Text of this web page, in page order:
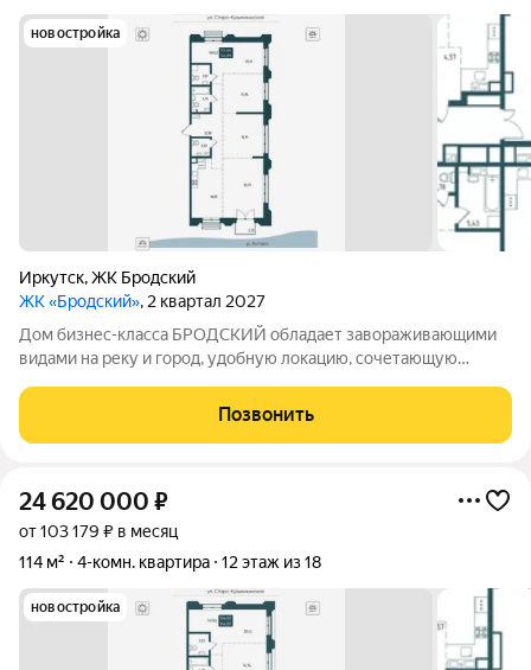
новостройка
Иркутск,ЖК Бродский
ЖК «Бродский», 2 квартал 2027
Дом бизнес-класса БРОДСКИЙ обладает завораживающими
видами на реку и город, удобную локацию, сочетающую
транспортную доступность, выразительную архитектуру и
продуманные до мелочей дизайнерские места
Позвонить
24 620 000 ₽
от 103 179 ₽ в месяц
114 м²
4-комн. квартира 12 этаж из 18
новостройка